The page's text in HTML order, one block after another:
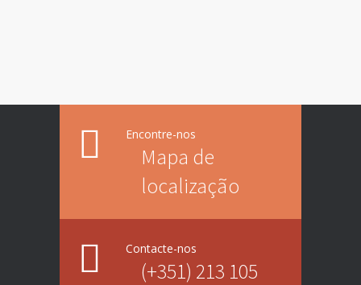
Encontre-nos
Mapa de
localização
Contacte-nos
(+351) 213 105